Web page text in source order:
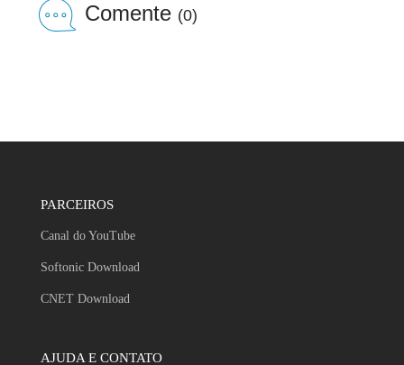
Comente (0)
PARCEIROS
Canal do YouTube
Softonic Download
CNET Download
AJUDA E CONTATO